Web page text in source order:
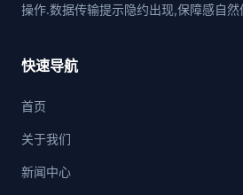
操作.数据传输提示隐约出现,保障感自然
快速导航
首页
关于我们
新闻中心